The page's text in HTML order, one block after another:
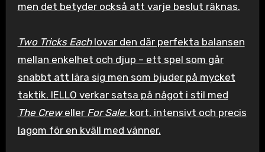
men det betyder också att varje beslut räknas.
Two Tricks Eachlovar den där perfekta balansen
mellan enkelhet och djup – ett spel som går
snabbt att lära sig men som bjuder på mycket
taktik. IELLO verkar satsa på något i stil med
The Creweller For Sale: kort, intensivt och precis
lagom för en kväll med vänner.